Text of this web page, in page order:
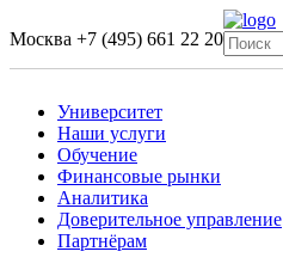
Москва +7 (495) 661 22 20
Университет
Наши услуги
Обучение
Финансовые рынки
Аналитика
Доверительное управление
Партнёрам